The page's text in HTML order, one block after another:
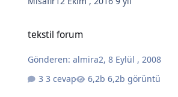
tekstil forum
Gönderen:almira2,8 Eylül , 2008
3 cevap
6,2b görüntü